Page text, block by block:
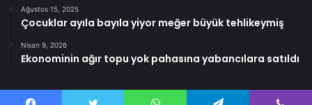
Ağustos 15, 2025
Çocuklar ayıla bayıla yiyor meğer büyük tehlikeymiş
Nisan 9, 2026
Ekonominin ağır topu yok pahasına yabancılara satıldı